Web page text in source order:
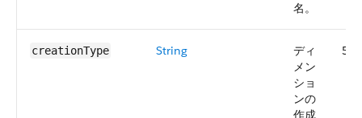
名。
creationType String
ディ
メン
ショ
ンの
作成